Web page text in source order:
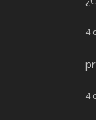
4
4